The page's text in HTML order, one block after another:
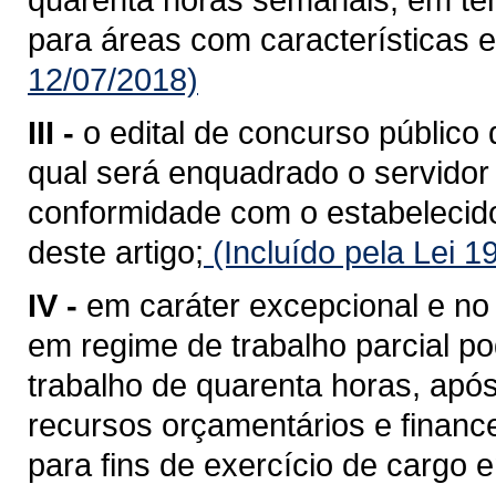
para áreas com características
12/07/2018)
III - o edital de concurso público
qual será enquadrado o
conformidade com o
deste artigo; (Incluído pela Lei
IV - em caráter excepcional e
em regime de trabalho parcial
trabalho de quarenta horas,
recursos orçamentários e
para fins de exercício de cargo